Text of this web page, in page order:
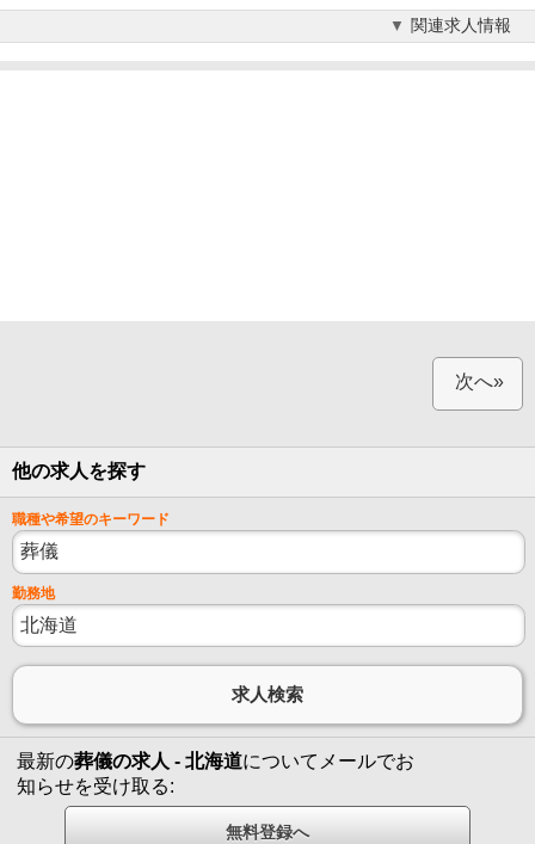
関連求人情報
次へ»
他の求人を探す
職種や希望のキーワード
勤務地
最新の葬儀の求人 - 北海道についてメールでお
知らせを受け取る: